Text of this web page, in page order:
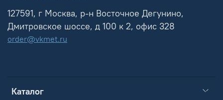
Каталог
127591, г Москва, р-н Восточное Дегунино,
Дмитровское шоссе, д 100 к 2, офис 328
order@vkmet.ru